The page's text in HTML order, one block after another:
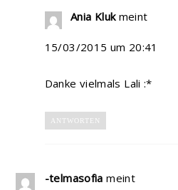
Ania Kluk meint
15/03/2015 um 20:41
Danke vielmals Lali :*
ANTWORTEN
-telmasofia meint